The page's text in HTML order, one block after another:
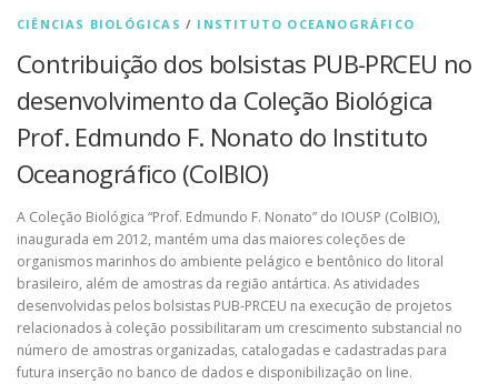
CIÊNCIAS BIOLÓGICAS / INSTITUTO OCEANOGRÁFICO
Contribuição dos bolsistas PUB-PRCEU no
desenvolvimento da Coleção Biológica
Prof. Edmundo F. Nonato do Instituto
Oceanográfico (ColBIO)
A Coleção Biológica “Prof. Edmundo F. Nonato” do IOUSP (ColBIO),
inaugurada em 2012, mantém uma das maiores coleções de
organismos marinhos do ambiente pelágico e bentônico do litoral
brasileiro, além de amostras da região antártica. As atividades
desenvolvidas pelos bolsistas PUB-PRCEU na execução de projetos
relacionados à coleção possibilitaram um crescimento substancial no
número de amostras organizadas, catalogadas e cadastradas para
futura inserção no banco de dados e disponibilização on line.